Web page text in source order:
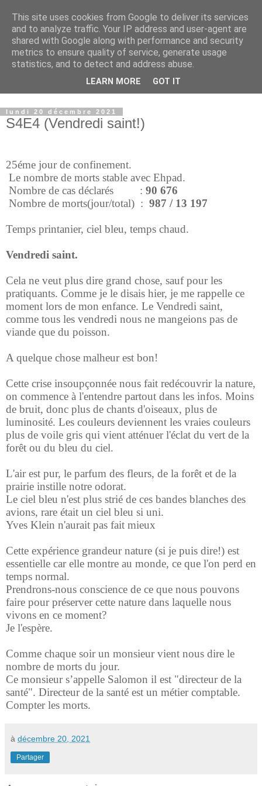
Confinement
Autres Blogs: cliquer sur les thémes ci-dessous
Réflexions
Basse Normandie,Athis
lundi 20 décembre 2021
S4E4 (Vendredi saint!)
25éme jour de confinement.
Le nombre de morts stable avec Ehpad.
Nombre de cas déclarés : 90 676
Nombre de morts(jour/total) : 987 / 13 197
Temps printanier, ciel bleu, temps chaud.
Vendredi saint.
Cela ne veut plus dire grand chose, sauf pour les
pratiquants. Comme je le disais hier, je me rappelle ce
moment lors de mon enfance. Le Vendredi saint,
comme tous les vendredi nous ne mangeions pas de
viande que du poisson.
A quelque chose malheur est bon!
Cette crise insoupçonnée nous fait redécouvrir la nature,
on commence à l'entendre partout dans les infos. Moins
de bruit, donc plus de chants d'oiseaux, plus de
luminosité. Les couleurs deviennent les vraies couleurs
plus de voile gris qui vient atténuer l'éclat du vert de la
forêt ou du bleu du ciel.
L'air est pur, le parfum des fleurs, de la forêt et de la
prairie instille notre odorat.
Le ciel bleu n'est plus strié de ces bandes blanches des
avions, rare était un ciel bleu si uni.
Yves Klein n'aurait pas fait mieux
Cette expérience grandeur nature (si je puis dire!) est
essentielle car elle montre au monde, ce que l'on perd en
temps normal.
Prendrons-nous conscience de ce que nous pouvons
faire pour préserver cette nature dans laquelle nous
vivons en ce moment?
Je l'espère.
Comme chaque soir un monsieur vient nous dire le
nombre de morts du jour.
Ce monsieur s’appelle Salomon il est "directeur de la
santé". Directeur de la santé est un métier comptable.
Compter les morts.
à décembre 20, 2021
Partager
This site uses cookies from Google to deliver its services
and to analyze traffic. Your IP address and user-agent are
shared with Google along with performance and security
metrics to ensure quality of service, generate usage
statistics, and to detect and address abuse.
LEARN MORE GOT IT